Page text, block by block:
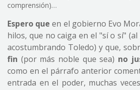
comprensión)…
Espero que en el gobierno Evo
hilos, que no caiga en el "sí o sí"
acostumbrando Toledo) y que,
fin (por más noble que sea) no
como en el párrafo anterior
entrada en el poder, muchas